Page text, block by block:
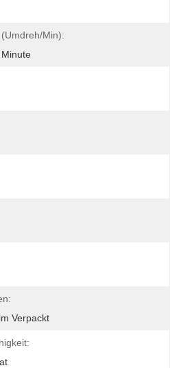
min):
Verpackt